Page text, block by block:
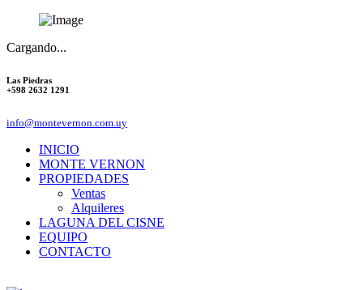
Cargando...
Las Piedras
+598 2632 1291
info@montevernon.com.uy
INICIO
MONTE VERNON
PROPIEDADES
Ventas
Alquileres
LAGUNA DEL CISNE
EQUIPO
CONTACTO